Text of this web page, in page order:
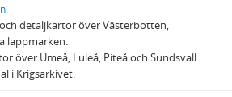
detaljkartor över Västerbotten,
lappmarken.
över Umeå, Luleå, Piteå och Sundsvall.
i Krigsarkivet.